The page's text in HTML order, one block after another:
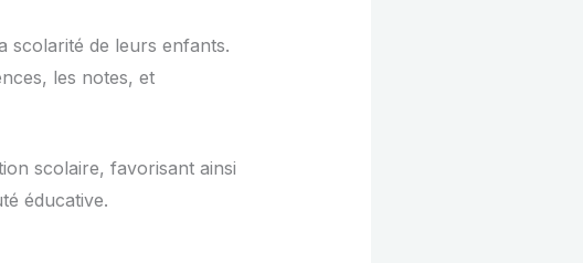
scolarité de leurs enfants.
les notes, et
scolaire, favorisant ainsi
éducative.